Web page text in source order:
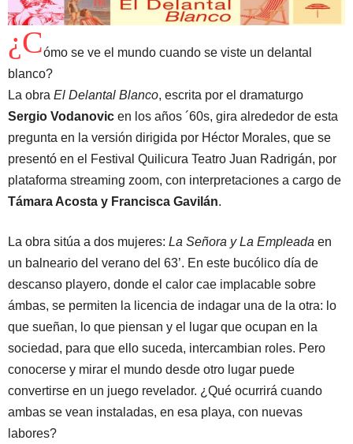
¿Cómo se ve el mundo cuando se viste un delantal
blanco?
La obra El Delantal Blanco, escrita por el dramaturgo
Sergio Vodanovic en los años ´60s, gira alrededor de esta
pregunta en la versión dirigida por Héctor Morales, que se
presentó en el Festival Quilicura Teatro Juan Radrigán, por
plataforma streaming zoom, con interpretaciones a cargo de
Támara Acosta y Francisca Gavilán.
La obra sitúa a dos mujeres: La Señora y La Empleada en
un balneario del verano del 63’. En este bucólico día de
descanso playero, donde el calor cae implacable sobre
ámbas, se permiten la licencia de indagar una de la otra: lo
que sueñan, lo que piensan y el lugar que ocupan en la
sociedad, para que ello suceda, intercambian roles. Pero
conocerse y mirar el mundo desde otro lugar puede
convertirse en un juego revelador. ¿Qué ocurrirá cuando
ambas se vean instaladas, en esa playa, con nuevas
labores?